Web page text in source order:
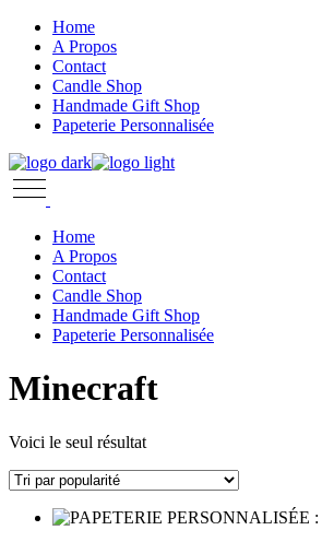
Skip
content
Home
A Propos
Contact
Candle Shop
Handmade Gift Shop
Papeterie Personnalisée
Home
A Propos
Contact
Candle Shop
Handmade Gift Shop
Papeterie Personnalisée
Minecraft
Voici le seul résultat